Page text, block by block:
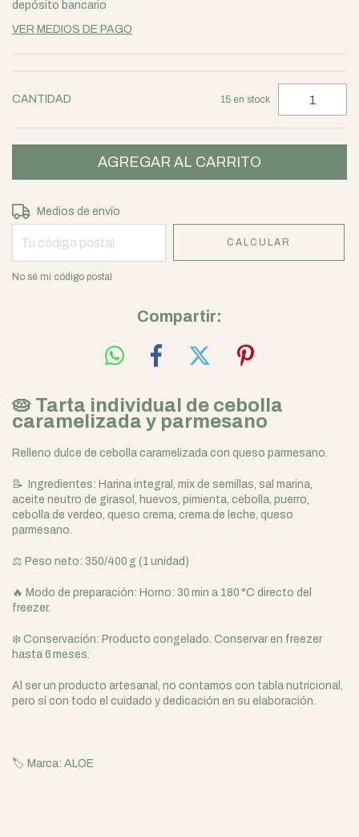
depósito bancario
VER MEDIOS DE PAGO
CANTIDAD 15 en stock
Entregas para el CP:
Medios de envío
CALCULAR
No sé mi código postal
Compartir:
🥧 Tarta individual de cebolla
caramelizada y parmesano
Relleno dulce de cebolla caramelizada con queso parmesano.
📝 Ingredientes: Harina integral, mix de semillas, sal marina,
aceite neutro de girasol, huevos, pimienta, cebolla, puerro,
cebolla de verdeo, queso crema, crema de leche, queso
parmesano.
⚖️ Peso neto: 350/400 g (1 unidad)
🔥 Modo de preparación: Horno: 30 min a 180 °C directo del
freezer.
❄️ Conservación: Producto congelado. Conservar en freezer
hasta 6 meses.
Al ser un producto artesanal, no contamos con tabla nutricional,
pero sí con todo el cuidado y dedicación en su elaboración.
🏷️ Marca: ALOE